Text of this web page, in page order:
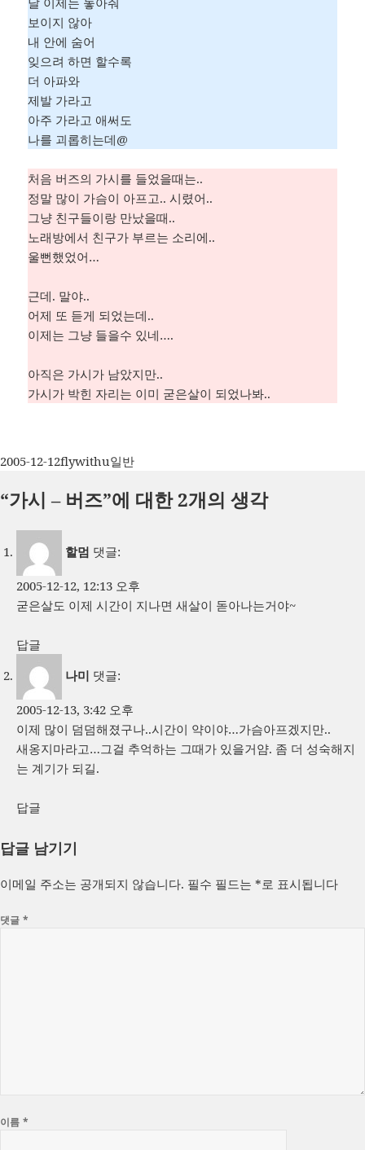
보이지 않아
내 안에 숨어
잊으려 하면 할수록
더 아파와
제발 가라고
아주 가라고 애써도
나를 괴롭히는데@
처음 버즈의 가시를 들었을때는..
정말 많이 가슴이 아프고.. 시렸어..
그냥 친구들이랑 만났을때..
노래방에서 친구가 부르는 소리에..
울뻔했었어…
근데. 말야..
어제 또 듣게 되었는데..
이제는 그냥 들을수 있네….
아직은 가시가 남았지만..
가시가 박힌 자리는 이미 굳은살이 되었나봐..
작
일
2005-12-12글
이
flywithu카
고
일반
“가시 – 버즈”에 대한 2개의 생각
할멈 댓글:
2005-12-12, 12:13 오후
굳은살도 이제 시간이 지나면 새살이 돋아나는거야~
답글
나미 댓글:
2005-12-13, 3:42 오후
이제 많이 덤덤해졌구나..시간이 약이야…가슴아프겠지만..
새옹지마라고…그걸 추억하는 그때가 있을거얌. 좀 더 성숙해지
는 계기가 되길.
답글
답글 남기기
이메일 주소는 공개되지 않습니다. 필수 필드는 *로 표시됩니다
댓글*
이름*